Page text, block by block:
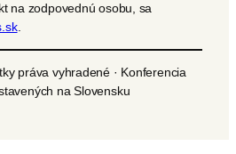
na zodpovednú osobu, sa
.
práva vyhradené · Konferencia
na Slovensku